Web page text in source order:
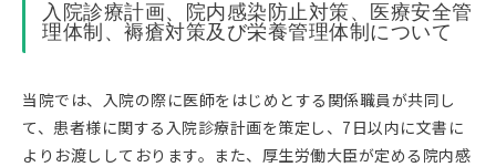
入院診療計画、院内感染防止対策、医療安全管
理体制、褥瘡対策及び栄養管理体制について
当院では、入院の際に医師をはじめとする関係職員が共同し
て、患者様に関する入院診療計画を策定し、7日以内に文書に
よりお渡ししております。また、厚生労働大臣が定める院内感